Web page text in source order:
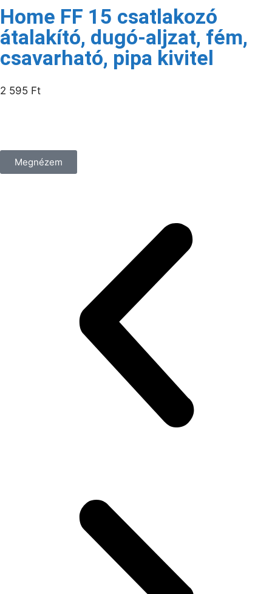
Home FF 15 csatlakozó
átalakító, dugó-aljzat, fém,
csavarható, pipa kivitel
2 595 Ft
Megnézem